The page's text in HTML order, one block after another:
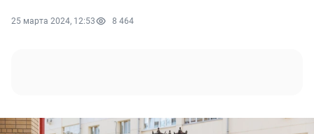
25 марта 2024, 12:53 8 464